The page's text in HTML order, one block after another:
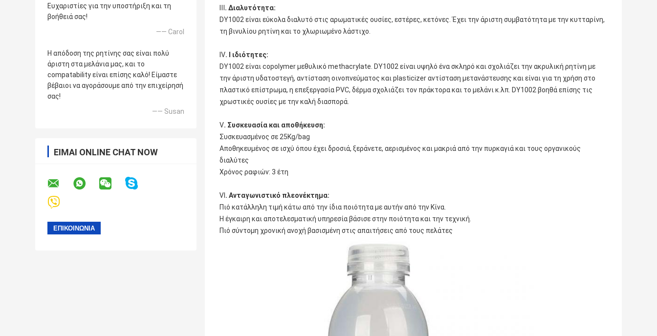
Ευχαριστίες για την υποστήριξη και τη
βοήθειά σας!
—— Carol
Η απόδοση της ρητίνης σας είναι πολύ
άριστη στα μελάνια μας, και το
compatability είναι επίσης καλό! Είμαστε
βέβαιοι να αγοράσουμε από την επιχείρησή
σας!
—— Susan
ΕΊΜΑΙ ONLINE CHAT NOW
. Διαλυτότητα:
DY1002 είναι εύκολα διαλυτό στις αρωματικές ουσίες, εστέρες, κετόνες. Έχει την άριστη συμβατότητα με την κυτταρίνη,
τη βινυλίου ρητίνη και το χλωριωμένο λάστιχο.
Ⅳ. Ⅰ ιδιότητες:
DY1002 είναι copolymer μεθυλικό methacrylate. DY1002 είναι υψηλό ένα σκληρό και σχολιάζει την ακρυλική ρητίνη με
την άριστη υδατοστεγή, αντίσταση οινοπνεύματος και plasticizer αντίσταση μετανάστευσης και είναι για τη χρήση στο
πλαστικό επίστρωμα, η επεξεργασία PVC, δέρμα σχολιάζει τον πράκτορα και το μελάνι κ.λπ. DY1002 βοηθά επίσης τις
χρωστικές ουσίες με την καλή διασπορά.
Ⅴ. Συσκευασία και αποθήκευση:
Συσκευασμένος σε 25Kg/bag
Αποθηκευμένος σε ισχύ όπου έχει δροσιά, ξεράνετε, αερισμένος και μακριά από την πυρκαγιά και τους οργανικούς
διαλύτες
Χρόνος ραφιών: 3 έτη
Ⅵ . Ανταγωνιστικό πλεονέκτημα:
Πιό κατάλληλη τιμή κάτω από την ίδια ποιότητα με αυτήν από την Κίνα.
Η έγκαιρη και αποτελεσματική υπηρεσία βάσισε στην ποιότητα και την τεχνική.
Πιό σύντομη χρονική ανοχή βασισμένη στις απαιτήσεις από τους πελάτες